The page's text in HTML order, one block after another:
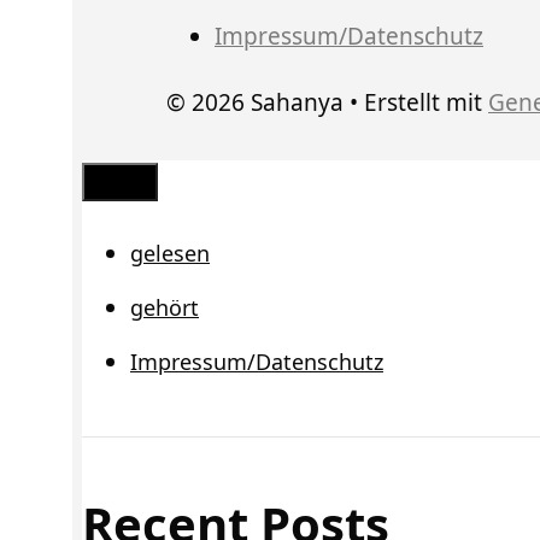
Impressum/Datenschutz
© 2026 Sahanya • Erstellt mit
gelesen
gehört
Impressum/Datenschutz
Recent Posts